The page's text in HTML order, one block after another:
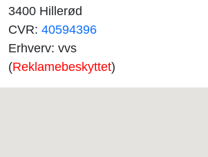
3400 Hillerød
CVR: 40594396
Erhverv: vvs
(Reklamebeskyttet)